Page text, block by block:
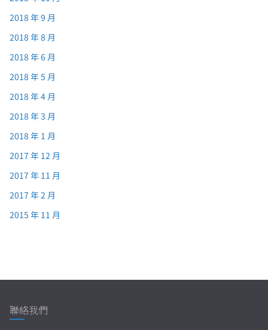
2018 年 9 月
2018 年 8 月
2018 年 6 月
2018 年 5 月
2018 年 4 月
2018 年 3 月
2018 年 1 月
2017 年 12 月
2017 年 11 月
2017 年 2 月
2015 年 11 月
聯絡我們